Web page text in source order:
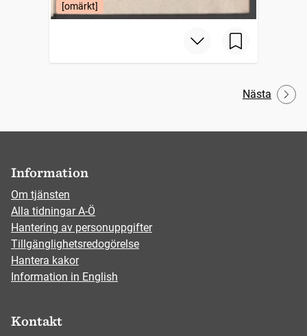
[omärkt]
Nästa
Information
Om tjänsten
Alla tidningar A-Ö
Hantering av personuppgifter
Tillgänglighetsredogörelse
Hantera kakor
Information in English
Kontakt